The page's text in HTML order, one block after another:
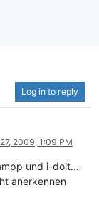
Log in to reply
2009, 1:09 PM
und i-doit…
anerkennen